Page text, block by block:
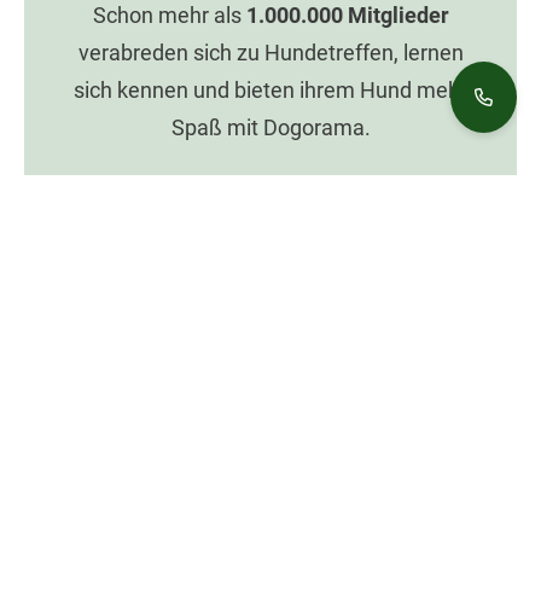
Schon mehr als 1.000.000Mitglieder
verabreden sich zu Hundetreffen, lernen
sich kennen und bieten ihrem Hund mehr
Spaß mit Dogorama.